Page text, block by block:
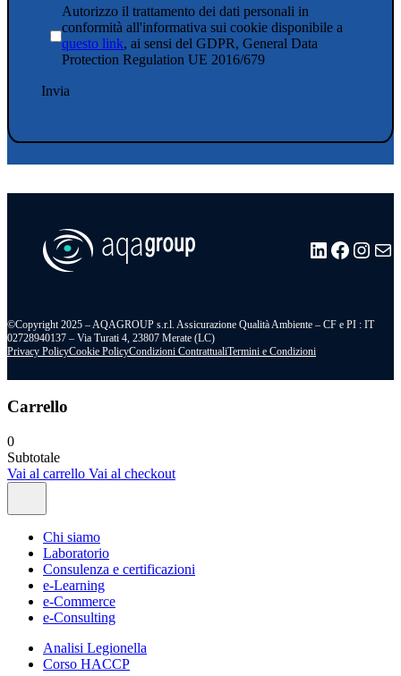
Autorizzo il trattamento dei dati personali in
conformità all'informativa sui cookie disponibile a
questo link, ai sensi del GDPR, General Data
Protection Regulation UE 2016/679
LinkedIn
©Copyright 2025 – AQAGROUP s.r.l. Assicurazione Qualità Ambiente – CF e PI : IT
02728940137 – Via Turati 4, 23807 Merate (LC)
Privacy PolicyCookie PolicyCondizioni ContrattualiTermini e Condizioni
Carrello
0
Subtotale
Vai al carrello Vai al checkout
Chi siamo
Laboratorio
Consulenza e certificazioni
e-Learning
e-Commerce
e-Consulting
Analisi Legionella
Corso HACCP